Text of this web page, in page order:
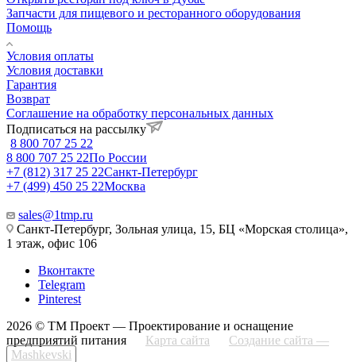
Запчасти для пищевого и ресторанного оборудования
Помощь
Условия оплаты
Условия доставки
Гарантия
Возврат
Соглашение на обработку персональных данных
Подписаться на рассылку
8 800 707 25 22
8 800 707 25 22По России
+7 (812) 317 25 22Санкт-Петербург
+7 (499) 450 25 22Москва
sales@1tmp.ru
Санкт-Петербург, Зольная улица, 15, БЦ «Морская столица»,
1 этаж, офис 106
Вконтакте
Telegram
Pinterest
2026 © ТМ Проект — Проектирование и оснащение
предприятий питания
Карта сайта
Создание сайта —
Mashkevski